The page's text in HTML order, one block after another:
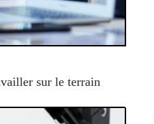
sur le terrain